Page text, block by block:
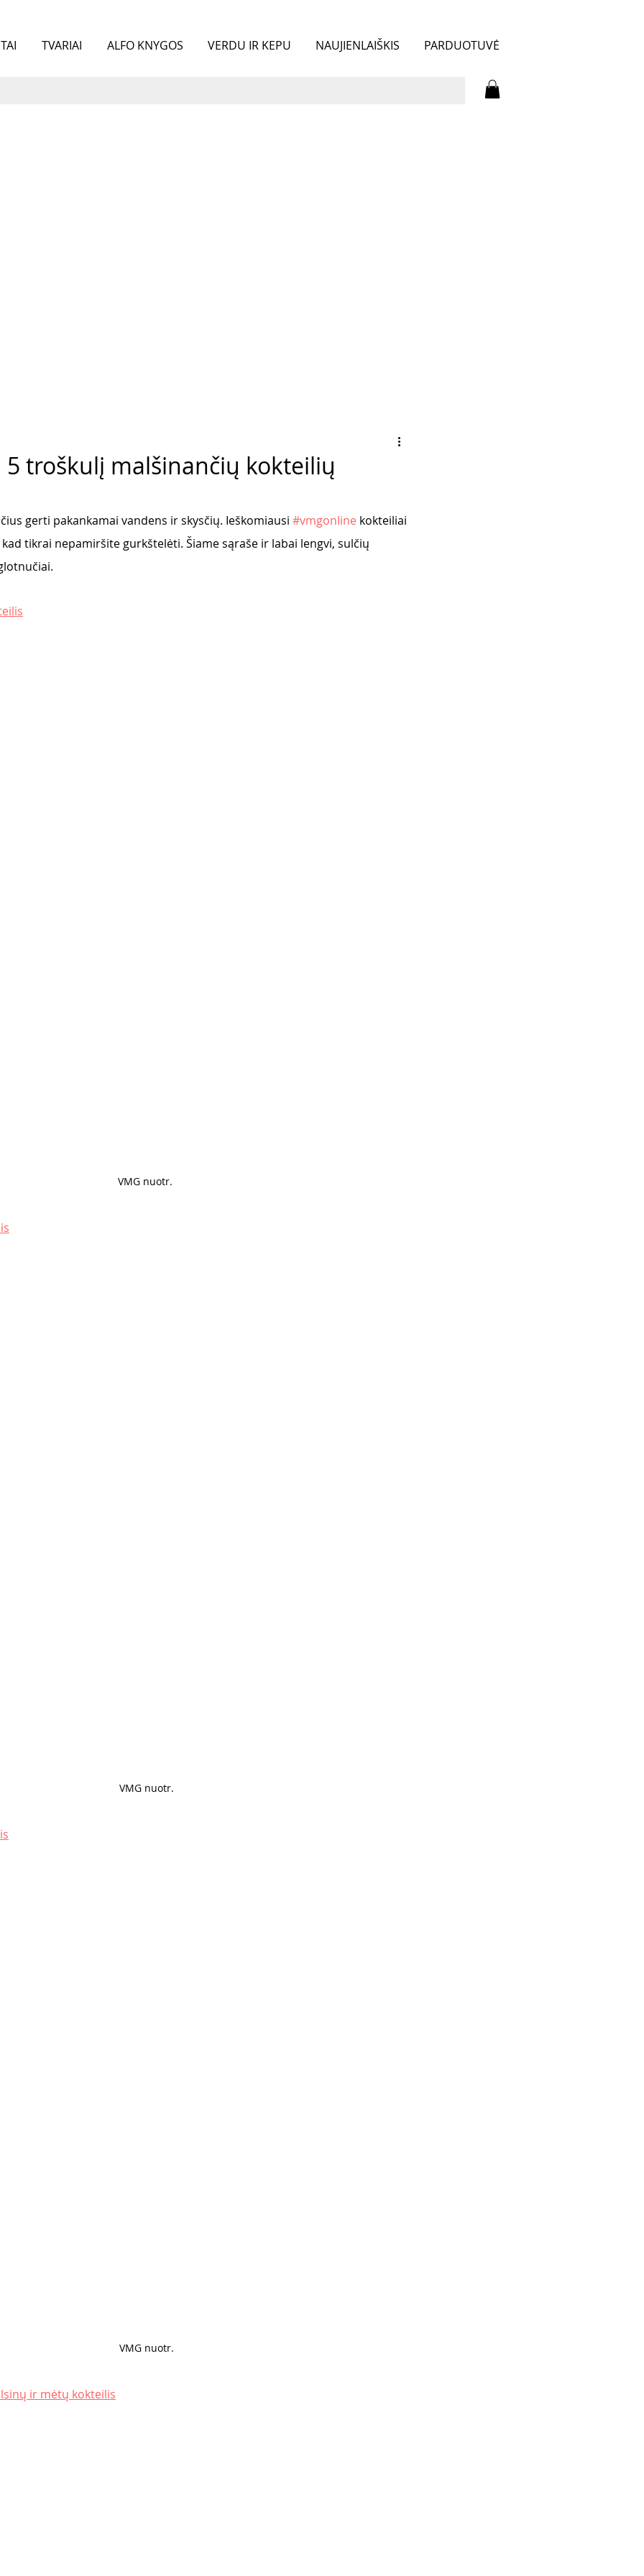
TVARIAI ALFO KNYGOS VERDU IR KEPU NAUJIENLAIŠKIS PARDUOTUVĖ
5 troškulį malšinančių kokteilių
gerti pakankamai vandens ir skysčių. Ieškomiausi #vmgonline kokteiliai
tikrai nepamiršite gurkštelėti. Šiame sąraše ir labai lengvi, sulčių
VMG nuotr.
VMG nuotr.
VMG nuotr.
ir mėtų kokteilis